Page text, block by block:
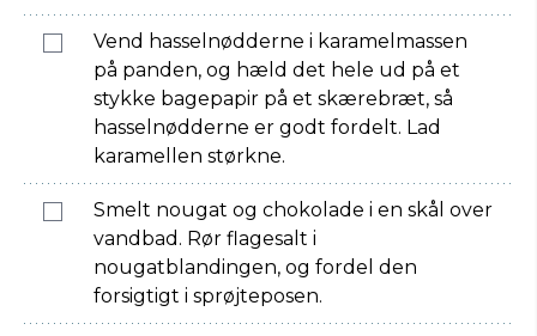
Vend hasselnødderne i karamelmassen
på panden, og hæld det hele ud på et
stykke bagepapir på et skærebræt, så
hasselnødderne er godt fordelt. Lad
karamellen størkne.
Smelt nougat og chokolade i en skål over
vandbad. Rør flagesalt i
nougatblandingen, og fordel den
forsigtigt i sprøjteposen.